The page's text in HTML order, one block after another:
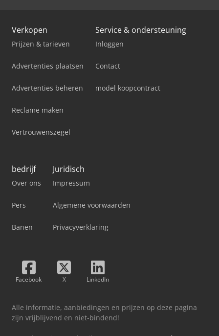
Verkopen
Prijzen & tarieven
Advertenties plaatsen
Advertenties beheren
Reclame maken
Vertrouwenszegel
Service & ondersteuning
Inloggen
Contact
model koopcontract
bedrijf
Over ons
Pers
Banen
Juridisch
Impressum
Algemene voorwaarden
Privacyverklaring
Facebook X LinkedIn
Alle informatie, aanbiedingen en prijzen op deze pagina
zijn vrijblijvend en niet-bindend!